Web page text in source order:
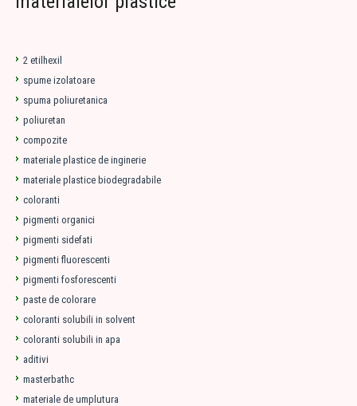
2 etilhexil
spume izolatoare
spuma poliuretanica
poliuretan
compozite
materiale plastice de inginerie
materiale plastice biodegradabile
coloranti
pigmenti organici
pigmenti sidefati
pigmenti fluorescenti
pigmenti fosforescenti
paste de colorare
coloranti solubili in solvent
coloranti solubili in apa
aditivi
masterbathc
materiale de umplutura